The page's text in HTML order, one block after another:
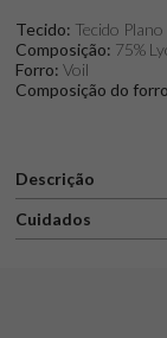
Tecido: Tecido Plano
Composição: 75%
Forro: Voil
Composição do
Descrição
Cuidados